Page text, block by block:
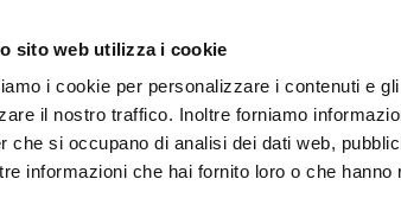
sito web utilizza i cookie
i cookie per personalizzare i contenuti e
il nostro traffico. Inoltre forniamo
che si occupano di analisi dei dati web,
informazioni che hai fornito loro o che